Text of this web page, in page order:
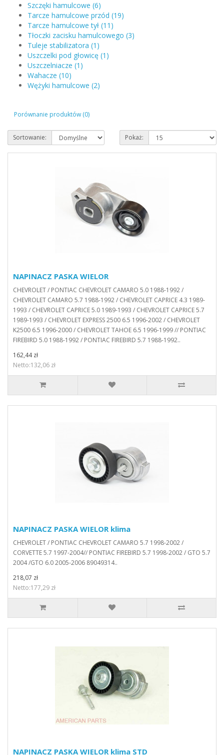
Szczęki hamulcowe (6)
Tarcze hamulcowe przód (19)
Tarcze hamulcowe tył (11)
Tłoczki zacisku hamulcowego (3)
Tuleje stabilizatora (1)
Uszczelki pod głowicę (1)
Uszczelniacze (1)
Wahacze (10)
Wężyki hamulcowe (2)
Porównanie produktów (0)
Sortowanie: Pokaż:
NAPINACZ PASKA WIELOR
CHEVROLET / PONTIAC CHEVROLET CAMARO 5.0 1988-1992 /
CHEVROLET CAMARO 5.7 1988-1992 / CHEVROLET CAPRICE 4.3 1989-
1993 / CHEVROLET CAPRICE 5.0 1989-1993 / CHEVROLET CAPRICE 5.7
1989-1993 / CHEVROLET EXPRESS 2500 6.5 1996-2002 / CHEVROLET
K2500 6.5 1996-2000 / CHEVROLET TAHOE 6.5 1996-1999 // PONTIAC
FIREBIRD 5.0 1988-1992 / PONTIAC FIREBIRD 5.7 1988-1992..
162,44 zł
Netto:132,06 zł
NAPINACZ PASKA WIELOR klima
CHEVROLET / PONTIAC CHEVROLET CAMARO 5.7 1998-2002 /
CORVETTE 5.7 1997-2004// PONTIAC FIREBIRD 5.7 1998-2002 / GTO 5.7
2004 /GTO 6.0 2005-2006 89049314..
218,07 zł
Netto:177,29 zł
NAPINACZ PASKA WIELOR klima STD